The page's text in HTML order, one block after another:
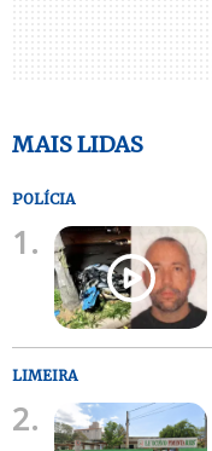
MAIS LIDAS
POLÍCIA
1.
LIMEIRA
2.